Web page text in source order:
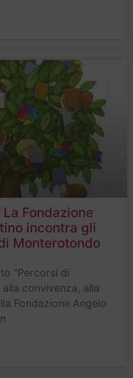
Fondazione
incontra gli
Monterotondo
“Percorsi di
convivenza, alla
Fondazione Angelo